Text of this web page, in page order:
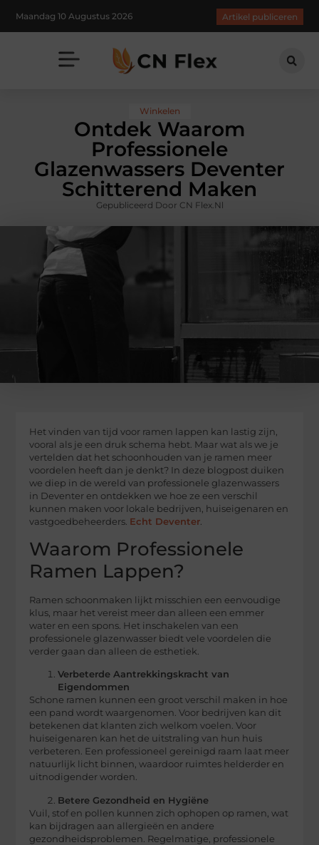
Maandag 10 Augustus 2026 Artikel publiceren
Winkelen
Ontdek Waarom
Professionele
Glazenwassers Deventer
Schitterend Maken
Gepubliceerd Door CN Flex.nl
Het vinden van tijd voor ramen lappen kan lastig zijn,
vooral als je een druk schema hebt. Maar wat als we je
vertelden dat het schoonhouden van je ramen meer
voordelen heeft dan je denkt? In deze blogpost duiken
we diep in de wereld van professionele glazenwassers
in Deventer en ontdekken we hoe ze een verschil
kunnen maken voor lokale bedrijven, huiseigenaren en
vastgoedbeheerders. Echt Deventer
Waarom Professionele
Ramen Lappen?
Ramen schoonmaken lijkt misschien een eenvoudige
klus, maar het vereist meer dan alleen een emmer
water en een spons. Het inschakelen van een
professionele glazenwasser biedt vele voordelen die
verder gaan dan alleen de esthetiek.
Verbeterde Aantrekkingskracht van
Eigendommen
Schone ramen kunnen een groot verschil maken in hoe
een pand wordt waargenomen. Voor bedrijven kan dit
betekenen dat klanten zich welkom voelen. Voor
huiseigenaren kan het de uitstraling van hun huis
verbeteren. Een professioneel gereinigd raam laat meer
natuurlijk licht binnen, waardoor ruimtes helderder en
uitnodigender worden.
Betere Gezondheid en Hygiëne
Vuil, stof en pollen kunnen zich ophopen op ramen, wat
kan bijdragen aan allergieën en andere
gezondheidsproblemen. Regelmatige, professionele